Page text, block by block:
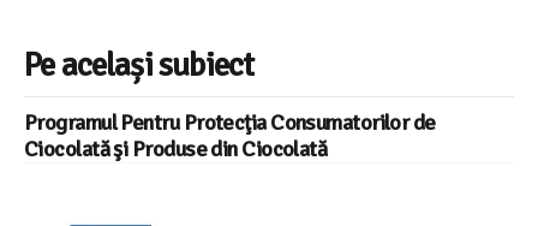
Pe același subiect
Programul Pentru Protecţia Consumatorilor de
Ciocolată şi Produse din Ciocolată